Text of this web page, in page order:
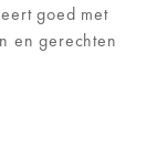
goed met
en gerechten